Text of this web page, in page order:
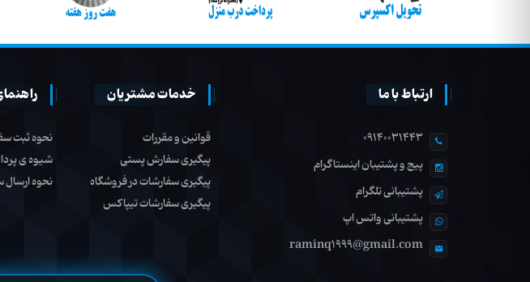
ارتباط با ما
09140031443
پیج و پشتیبان اینستاگرام
پشتیبانی تلگرام
پشتیبانی واتس اپ
raminq1999@gmail.com
خدمات مشتریان
قوانین و مقررات
پیگیری سفارش پستی
پیگیری سفارشات در فروشگاه
پیگیری سفارشات تیپاکس
نحوه ثبت
شیوه ی
نحوه